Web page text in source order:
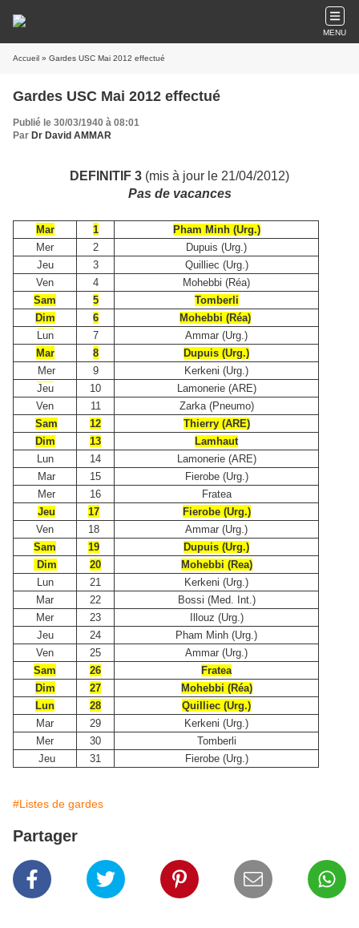
MENU
Accueil » Gardes USC Mai 2012 effectué
Gardes USC Mai 2012 effectué
Publié le 30/03/1940 à 08:01
Par Dr David AMMAR
DEFINITIF 3 (mis à jour le 21/04/2012)
Pas de vacances
Mar 1
Pham Minh (Urg.)
Mer
2
Dupuis (Urg.)
Jeu
3
Quilliec (Urg.)
Ven
4
Mohebbi (Réa)
Sam
5
Tomberli
Dim
6
Mohebbi (Réa)
Lun
7
Ammar (Urg.)
Mar
8
Dupuis (Urg.)
Mer
9
Kerkeni (Urg.)
Jeu
10
Lamonerie (ARE)
Ven
11
Zarka (Pneumo)
Sam
12
Thierry (ARE)
Dim
13
Lamhaut
Lun
14
Lamonerie (ARE)
Mar
15
Fierobe (Urg.)
Mer
16
Fratea
Jeu
17
Fierobe (Urg.)
Ven
18
Ammar (Urg.)
Sam
19
Dupuis (Urg.)
Dim
20
Mohebbi (Rea)
Lun
21
Kerkeni (Urg.)
Mar
22
Bossi (Med. Int.)
Mer
23
Illouz (Urg.)
Jeu
24
Pham Minh (Urg.)
Ven
25
Ammar (Urg.)
Sam
26
Fratea
Dim
27
Mohebbi (Réa)
Lun
28
Quilliec (Urg.)
Mar
29
Kerkeni (Urg.)
Mer
30
Tomberli
Jeu
31 Fierobe (Urg.)
#Listes de gardes
Partager